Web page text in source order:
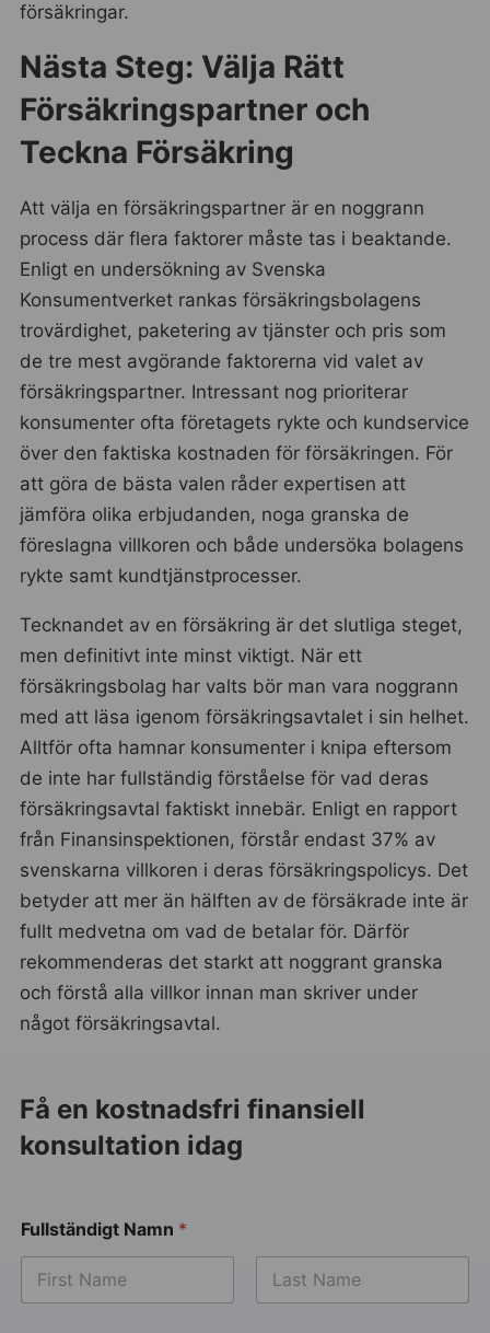
försäkringar.
Nästa Steg: Välja Rätt
Försäkringspartner och
Teckna Försäkring
Att välja en försäkringspartner är en noggrann
process där flera faktorer måste tas i beaktande.
Enligt en undersökning av Svenska
Konsumentverket rankas försäkringsbolagens
trovärdighet, paketering av tjänster och pris som
de tre mest avgörande faktorerna vid valet av
försäkringspartner. Intressant nog prioriterar
konsumenter ofta företagets rykte och kundservice
över den faktiska kostnaden för försäkringen. För
att göra de bästa valen råder expertisen att
jämföra olika erbjudanden, noga granska de
föreslagna villkoren och både undersöka bolagens
rykte samt kundtjänstprocesser.
Tecknandet av en försäkring är det slutliga steget,
men definitivt inte minst viktigt. När ett
försäkringsbolag har valts bör man vara noggrann
med att läsa igenom försäkringsavtalet i sin helhet.
Alltför ofta hamnar konsumenter i knipa eftersom
de inte har fullständig förståelse för vad deras
försäkringsavtal faktiskt innebär. Enligt en rapport
från Finansinspektionen, förstår endast 37% av
svenskarna villkoren i deras försäkringspolicys. Det
betyder att mer än hälften av de försäkrade inte är
fullt medvetna om vad de betalar för. Därför
rekommenderas det starkt att noggrant granska
och förstå alla villkor innan man skriver under
något försäkringsavtal.
Få en kostnadsfri finansiell
konsultation idag
Fullständigt Namn *